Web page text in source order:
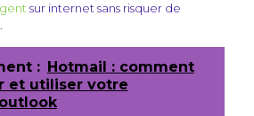
sur internet sans risquer de
: Hotmail : comment
et utiliser votre